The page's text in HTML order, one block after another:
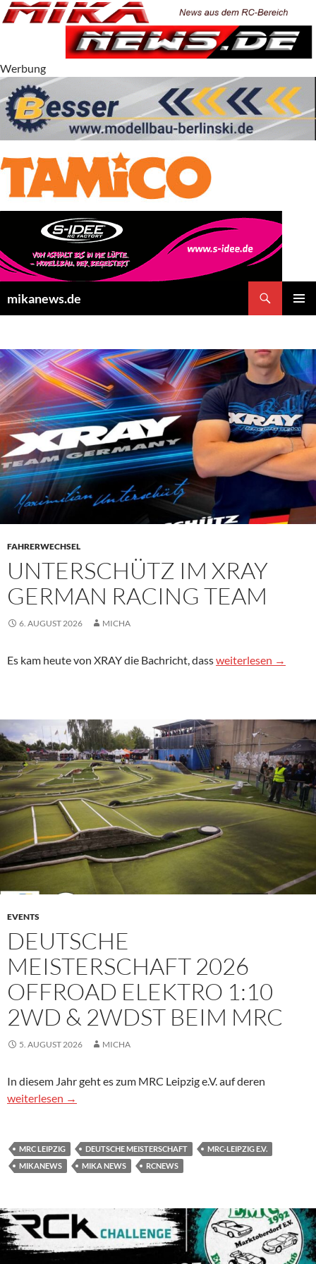
Zum
Inhalt
Werbung
mikanews.de
FAHRERWECHSEL
UNTERSCHÜTZ IM XRAY
GERMAN RACING TEAM
6. AUGUST 2026 MICHA
Es kam heute von XRAY die Bachricht, dassUnterschütz im
weiterlesen →
EVENTS
DEUTSCHE
MEISTERSCHAFT 2026
OFFROAD ELEKTRO 1:10
2WD & 2WDST BEIM MRC
5. AUGUST 2026 MICHA
In diesem Jahr geht es zum MRC Leipzig e.V. auf deren
Deutsche Meisterschaft 2026 Offroad Elektro 1:10 2WD &
weiterlesen →
MRC LEIPZIG DEUTSCHE MEISTERSCHAFT
MRC-LEIPZIG E.V.
MIKANEWS
MIKA NEWS RCNEWS